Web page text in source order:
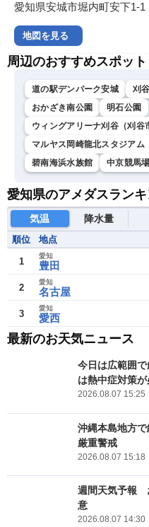
愛知県安城市堀内町安下1-1
地図を見る
周辺のおすすめスポット
道の駅デンパーク安城
刈
おかざき南公園
明石公園
ウィングアリーナ刈谷（刈谷
マルヤス岡崎龍北スタジアム
碧南海浜水族館
中京競馬場
愛知県のアメダスラン
気温 降水量
順位 地点
1 豊田
愛知
2 名古屋
愛知
3 愛西
愛知
最新のお天気ニュース
今日は広範囲
は熱中症対策
2026.08.07 15:25
沖縄本島地方
厳重警戒
2026.08.07 15:18
週間天気予報
意
2026.08.07 14:30